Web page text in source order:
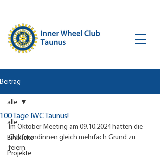
Beitrag
alle
Einblicke
Projekte
alle
100 Tage IWC Taunus!
Im Oktober-Meeting am 09.10.2024 hatten die
Clubfreundinnen gleich mehrfach Grund zu
feiern.